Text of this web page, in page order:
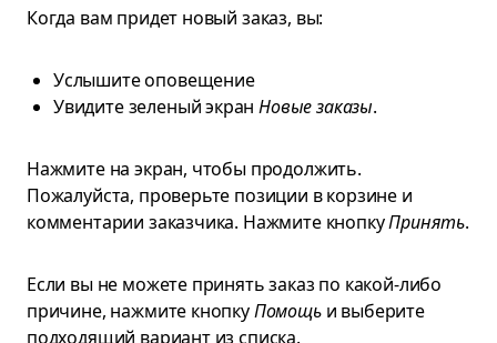
Когда вам придет новый заказ, вы:
Услышите оповещение
Увидите зеленый экранНовые заказы.
Нажмите на экран, чтобы продолжить.
Пожалуйста, проверьте позиции в корзине и
комментарии заказчика. Нажмите кнопкуПринять.
Если вы не можете принять заказ по какой-либо
причине, нажмите кнопкуПомощьи выберите
подходящий вариант из списка.